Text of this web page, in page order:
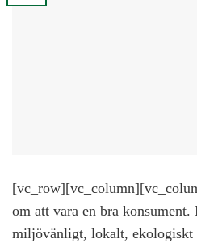
om att vara en bra konsument.
miljövänligt, lokalt, ekologiskt